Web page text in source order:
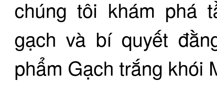
chúng tôi khám phá
gạch và bí quyết
phẩm Gạch trắng khói